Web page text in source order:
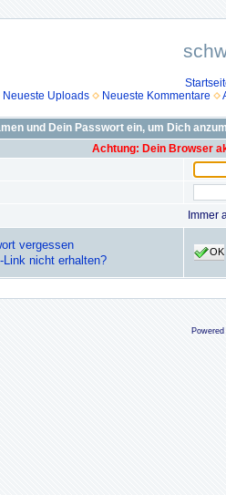
Neueste Uploads Neueste Kommentare
und Dein Passwort ein, um Dich
Achtung: Dein Browser
Immer
vergessen
nicht erhalten?
OK